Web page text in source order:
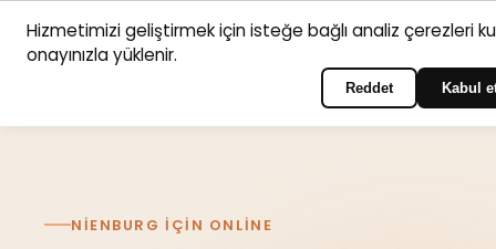
AnasayfaHizmet Psikologlarİletişim
NIENBURG IÇIN ONLINE
Hizmetimizi geliştirmek için isteğe bağlı analiz çerezleri
onayınızla yüklenir.
Reddet Kabul